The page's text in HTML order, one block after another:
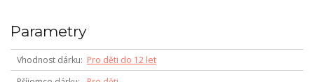
Parametry
Vhodnost dárku
Pro děti do 12 let